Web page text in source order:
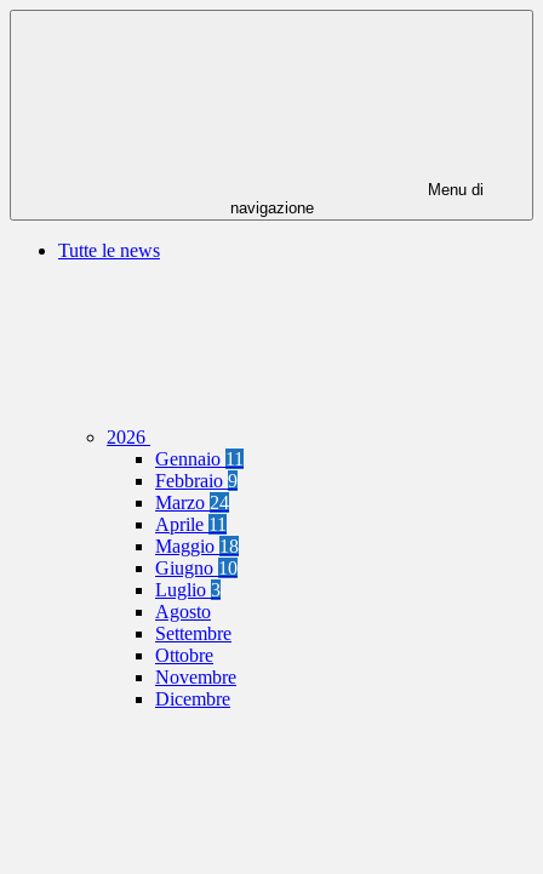
Menu di
navigazione
Tutte le news
2026
Gennaio 11
Febbraio 9
Marzo 24
Aprile 11
Maggio 18
Giugno 10
Luglio 3
Agosto
Settembre
Ottobre
Novembre
Dicembre